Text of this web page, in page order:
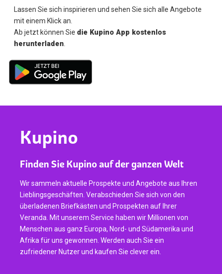
Lassen Sie sich inspirieren und sehen Sie sich alle Angebote
mit einem Klick an.
Ab jetzt können Sie die Kupino App kostenlos
herunterladen.
Kupino
Finden Sie Kupino auf der ganzen Welt
Wir sammeln aktuelle Prospekte und Angebote aus Ihren
Lieblingsgeschäften. Verabschieden Sie sich von den
überladenen Briefkästen und Prospekten auf Ihrer
Veranda. Mit unserem Service haben wir Millionen von
Menschen aus ganz Europa, Nord- und Südamerika und
Afrika für uns gewonnen. Werden auch Sie ein
zufriedener Nutzer und kaufen Sie clever ein.